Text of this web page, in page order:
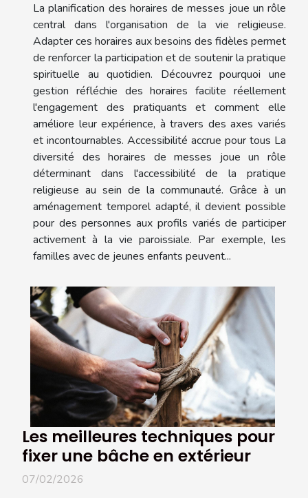
La planification des horaires de messes joue un rôle
central dans l'organisation de la vie religieuse.
Adapter ces horaires aux besoins des fidèles permet
de renforcer la participation et de soutenir la pratique
spirituelle au quotidien. Découvrez pourquoi une
gestion réfléchie des horaires facilite réellement
l'engagement des pratiquants et comment elle
améliore leur expérience, à travers des axes variés
et incontournables. Accessibilité accrue pour tous La
diversité des horaires de messes joue un rôle
déterminant dans l'accessibilité de la pratique
religieuse au sein de la communauté. Grâce à un
aménagement temporel adapté, il devient possible
pour des personnes aux profils variés de participer
activement à la vie paroissiale. Par exemple, les
familles avec de jeunes enfants peuvent...
Les meilleures techniques pour
fixer une bâche en extérieur
07/02/2026